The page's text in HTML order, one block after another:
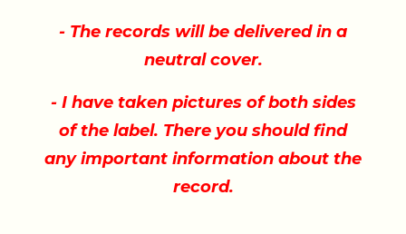
- The records will be delivered in a
neutral cover.
- I have taken pictures of both sides
of the label. There you should find
any important information about the
record.